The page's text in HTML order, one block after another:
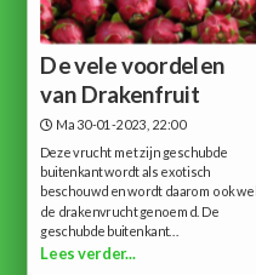
De vele voordelen
van Drakenfruit
Ma 30-01-2023, 22:00
Deze vrucht met zijn geschubde
buitenkant wordt als exotisch
beschouwd en wordt daarom ook wel
de drakenvrucht genoemd. De
geschubde buitenkant...
Lees verder...